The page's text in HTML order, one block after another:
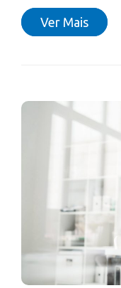
Ver Mais